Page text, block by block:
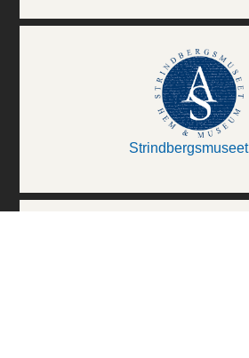
Strindbergsmuseet